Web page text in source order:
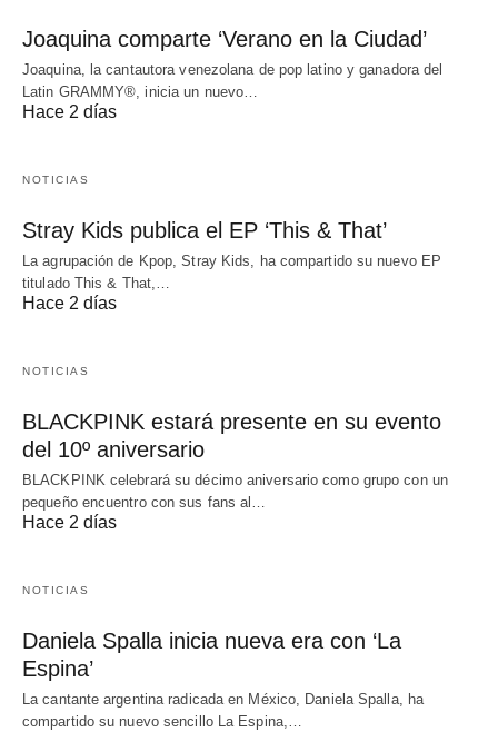
Joaquina comparte ‘Verano en la Ciudad’
Joaquina, la cantautora venezolana de pop latino y ganadora del
Latin GRAMMY®, inicia un nuevo…
Hace 2 días
NOTICIAS
Stray Kids publica el EP ‘This & That’
La agrupación de Kpop, Stray Kids, ha compartido su nuevo EP
titulado This & That,…
Hace 2 días
NOTICIAS
BLACKPINK estará presente en su evento
del 10º aniversario
BLACKPINK celebrará su décimo aniversario como grupo con un
pequeño encuentro con sus fans al…
Hace 2 días
NOTICIAS
Daniela Spalla inicia nueva era con ‘La
Espina’
La cantante argentina radicada en México, Daniela Spalla, ha
compartido su nuevo sencillo La Espina,…